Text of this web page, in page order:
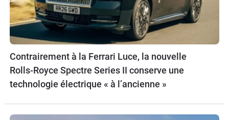
Contrairement à la Ferrari Luce, la nouvelle
Rolls-Royce Spectre Series II conserve une
technologie électrique « à l’ancienne »